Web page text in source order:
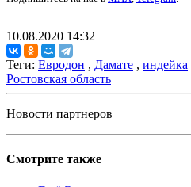
10.08.2020 14:32
Теги: Евродон , Дамате , индейка
Ростовская область
Новости партнеров
Смотрите также